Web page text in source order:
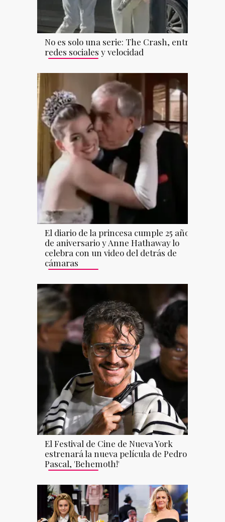
No es solo una serie: The Crash, entre
redes sociales y velocidad
El diario de la princesa cumple 25 años
de aniversario y Anne Hathaway lo
celebra con un video del detrás de
cámaras
El Festival de Cine de Nueva York
estrenará la nueva película de Pedro
Pascal, 'Behemoth!'